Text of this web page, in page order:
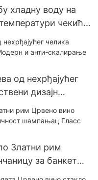
хладну воду на
чекић
куцање
од нехрђајућег
дизајн
нехрђајуће
Златни рим
за банкет
500мл